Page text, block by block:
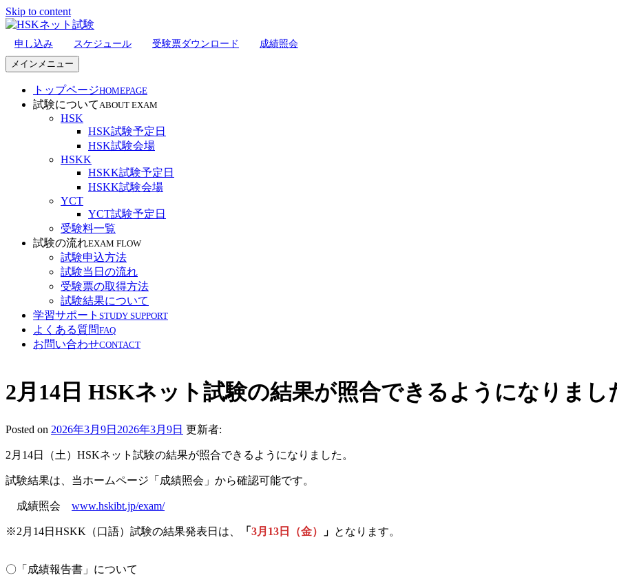
Skip to content
HSKネット試験
申し込み スケジュール 受験票ダウンロード
成績照会
メインメニュー
トップページHOMEPAGE
試験についてABOUT EXAM
HSK
HSK試験予定日
HSK試験会場
HSKK
HSKK試験予定日
HSKK試験会場
YCT
YCT試験予定日
受験料一覧
試験の流れEXAM FLOW
試験申込方法
試験当日の流れ
受験票の取得方法
試験結果について
学習サポート STUDY SUPPORT
よくある質問FAQ
お問い合わせCONTACT
2月14日 HSKネット試験の結果が照合できるようになりまし
Posted on 2026年3月9日 2026年3月9日 更新者:
2月14日（土）HSKネット試験の結果が照合できるようになりました。
試験結果は、当ホームページ「成績照会」から確認可能です。
成績照会 www.hskibt.jp/exam/
※2月14日HSKK（口語）試験の結果発表日は、 「 3月13日（金） 」 となります。
〇「成績報告書」について